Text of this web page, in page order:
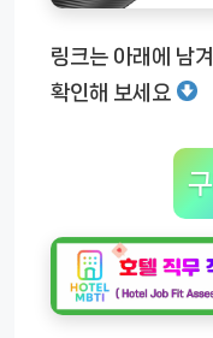
링크는 아래에 남
확인해 보세요